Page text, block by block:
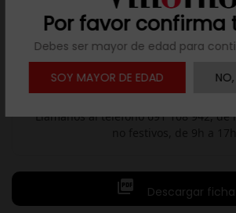
Por favor confirma
Debes ser mayor de edad para
SOY MAYOR DE EDAD
Resuelve tus dudas
Llámanos al teléfono 691 108 942, de
 Descargar ficha